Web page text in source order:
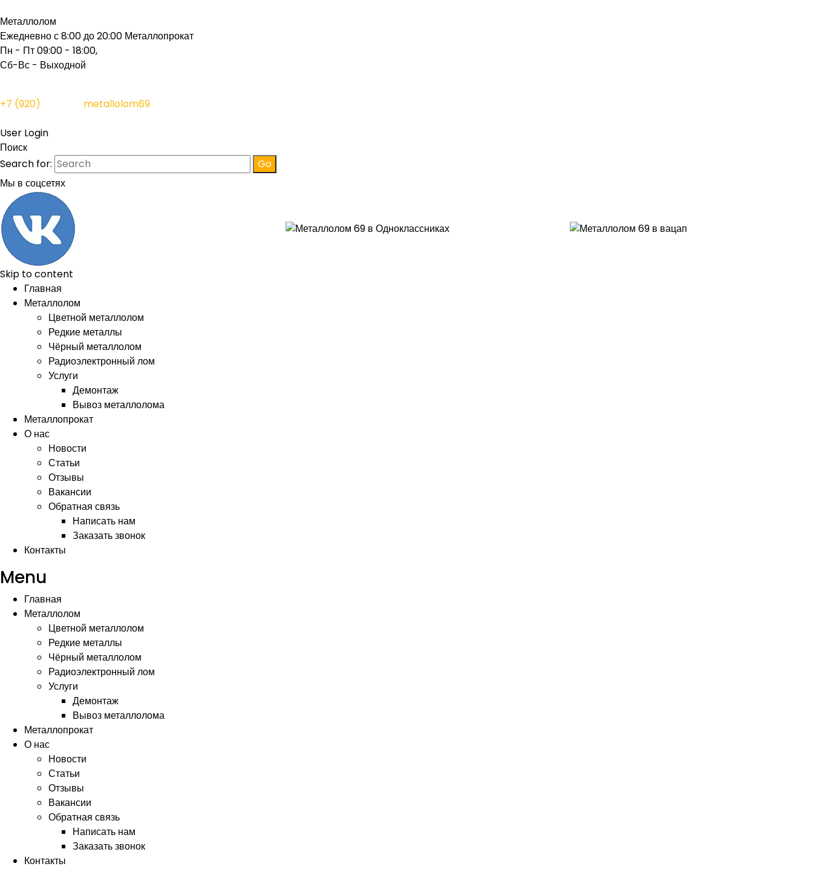
Металлолом
Ежедневно с 8:00 до 20:00 Металлопрокат
Пн - Пт 09:00 - 18:00,
Сб-Вс - Выходной
+7 (920) metallolom69
User Login
Поиск
Search for:
Мы в соцсетях
Skip to content
Главная
Металлолом
Цветной металлолом
Редкие металлы
Чёрный металлолом
Радиоэлектронный лом
Услуги
Демонтаж
Вывоз металлолома
Металлопрокат
О нас
Новости
Статьи
Отзывы
Вакансии
Обратная связь
Написать нам
Заказать звонок
Контакты
Menu
Главная
Металлолом
Цветной металлолом
Редкие металлы
Чёрный металлолом
Радиоэлектронный лом
Услуги
Демонтаж
Вывоз металлолома
Металлопрокат
О нас
Новости
Статьи
Отзывы
Вакансии
Обратная связь
Написать нам
Заказать звонок
Контакты